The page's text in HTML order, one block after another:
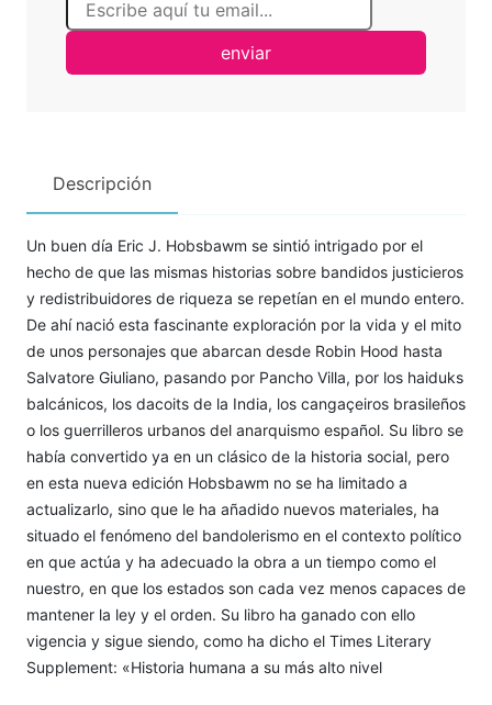
enviar
Descripción
Un buen día Eric J. Hobsbawm se sintió intrigado por el
hecho de que las mismas historias sobre bandidos justicieros
y redistribuidores de riqueza se repetían en el mundo entero.
De ahí nació esta fascinante exploración por la vida y el mito
de unos personajes que abarcan desde Robin Hood hasta
Salvatore Giuliano, pasando por Pancho Villa, por los haiduks
balcánicos, los dacoits de la India, los cangaçeiros brasileños
o los guerrilleros urbanos del anarquismo español. Su libro se
había convertido ya en un clásico de la historia social, pero
en esta nueva edición Hobsbawm no se ha limitado a
actualizarlo, sino que le ha añadido nuevos materiales, ha
situado el fenómeno del bandolerismo en el contexto político
en que actúa y ha adecuado la obra a un tiempo como el
nuestro, en que los estados son cada vez menos capaces de
mantener la ley y el orden. Su libro ha ganado con ello
vigencia y sigue siendo, como ha dicho el Times Literary
Supplement: «Historia humana a su más alto nivel